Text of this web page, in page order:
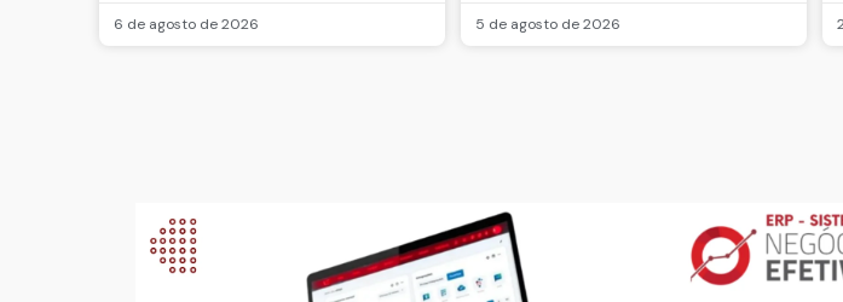
6 de agosto de 2026 5 de agosto de 2026